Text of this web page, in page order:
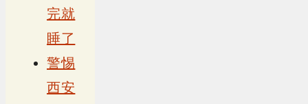
完就
睡了
警惕
西安